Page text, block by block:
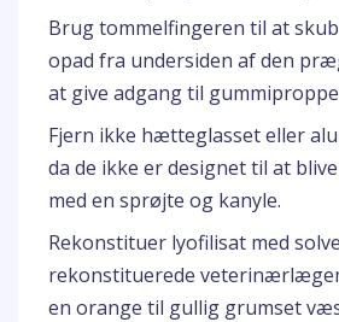
Brug tommelfingeren til at
opad fra undersiden af den
at give adgang til
Fjern ikke hætteglasset eller
da de ikke er designet til at
med en sprøjte og kanyle.
Rekonstituer lyofilisat med
rekonstituerede
en orange til gullig grumset